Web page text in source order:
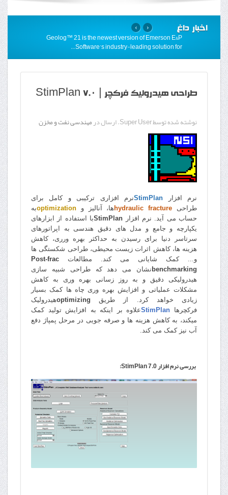
اخبار داغ
Geolog™ 21 is the newest version of Emerson E&P
Software’s industry-leading solution for
…
› ‹
طراحی هیدرولیک فرکچر | StimPlan 7.0
نوشته شده توسط Super User. ارسال در مهندسی نفت و مخزن
نرم افزار StimPlanنرم افزاری ترکیبی و کامل برای
طراحی hydraulic fracture ها، آنالیز و optimizationبه
حساب می آید. نرم افزار StimPlanبا استفاده از ابزارهای
یکپارچه و جامع و مدل های دقیق هندسی به اپراتورهای
سرتاسر دنیا برای رسیدن به حداکثر بهره ورری، کاهش
هزینه ها، کاهش اثرات زیست محیطی، طراحی شکستگی ها
و... کمک شایانی می کند. مطالعات Post-frac
benchmarking نشان می دهد که طراحی شبیه سازی
هیدرولیکی دقیق و به روز زسانی بهره وری به کاهش
مشکلات عملیاتی و افزایش بهره وری چاه ها کمک بسیار
زیادی خواهد کرد. از طریق optimizingهیدرولیک
فرکچرها StimPlanعلاوه بر اینکه به افزایش تولید کمک
میکند، به کاهش هزینه ها و صرفه جویی در مرحل پمپاژ دفع
آب نیز کمک می کند.
بررسی نرم افزار StimPlan 7.0: